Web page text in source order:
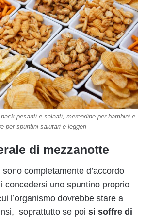
pesanti e salaati, merendine per bambini e
per spuntini salutari e leggeri
di mezzanotte
completamente d’accordo
concedersi uno spuntino proprio
l’organismo dovrebbe stare a
soprattutto se poi si soffre di